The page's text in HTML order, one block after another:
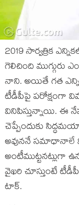
2019 సార్వత్రిక
గెలిచింది ముగ్గురు
నాని. అయితే గత
టీడీపీపై పరోక్షంగా
వినిపిస్తున్నాయి. ఈ
చెప్పేందుకు
అవుననే సమాధానాలే
వైఖరి చూస్తుంటే
టాక్.